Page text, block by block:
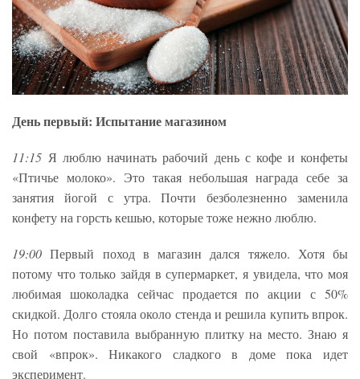
День первый: Испытание магазином
11:15 Я люблю начинать рабочий день с кофе и конфеты
«Птичье молоко». Это такая небольшая награда себе за
занятия йогой с утра. Почти безболезненно заменила
конфету на горсть кешью, которые тоже нежно люблю.
19:00 Первый поход в магазин дался тяжело. Хотя бы
потому что только зайдя в супермаркет, я увидела, что моя
любимая шоколадка сейчас продается по акции с 50%
скидкой. Долго стояла около стенда и решила купить впрок.
Но потом поставила выбранную плитку на место. Знаю я
свой «впрок». Никакого сладкого в доме пока идет
эксперимент.